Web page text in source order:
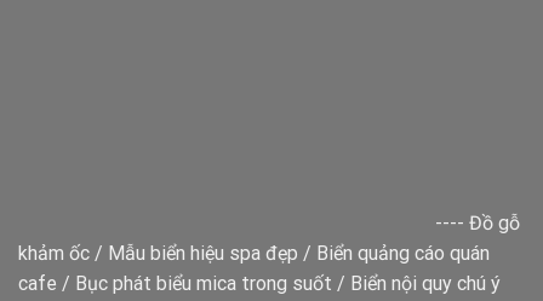
---- Đồ gỗ
khảm ốc / Mẫu biển hiệu spa đẹp / Biển quảng cáo quán
cafe / Bục phát biểu mica trong suốt / Biển nội quy chú ý